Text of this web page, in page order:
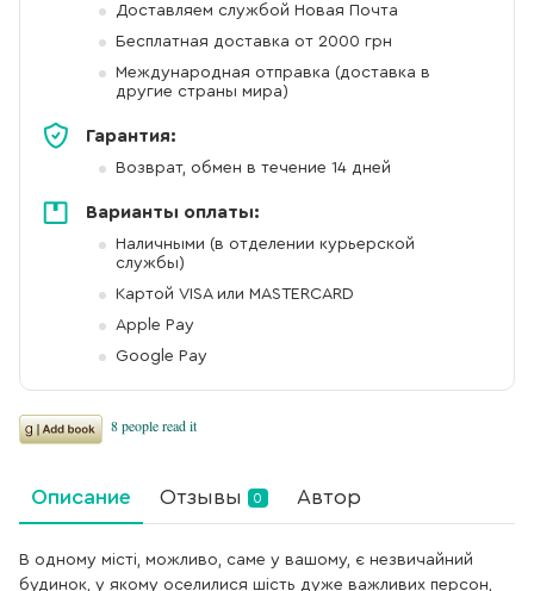
Доставляем службой Новая Почта
Бесплатная доставка от 2000 грн
Международная отправка (доставка в
другие страны мира)
Гарантия:
Возврат, обмен в течение 14 дней
Варианты оплаты:
Наличными (в отделении курьерской
службы)
Картой VISA или MASTERCARD
Apple Pay
Google Pay
Описание Отзывы 0 Автор
В одному місті, можливо, саме у вашому, є незвичайний
будинок, у якому оселилися шість дуже важливих персон,